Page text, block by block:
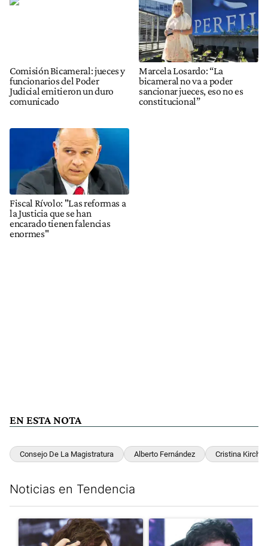
Comisión Bicameral: jueces y
funcionarios del Poder
Judicial emitieron un duro
comunicado
Marcela Losardo: “La
bicameral no va a poder
sancionar jueces, eso no es
constitucional”
Fiscal Rívolo: "Las reformas a
la Justicia que se han
encarado tienen falencias
enormes"
EN ESTA NOTA
Consejo De La Magistratura Alberto Fernández Cristina
Noticias en Tendencia
Un artículo de tendencia con el título "Yo, Milei" con 3
Un artículo de tendencia con